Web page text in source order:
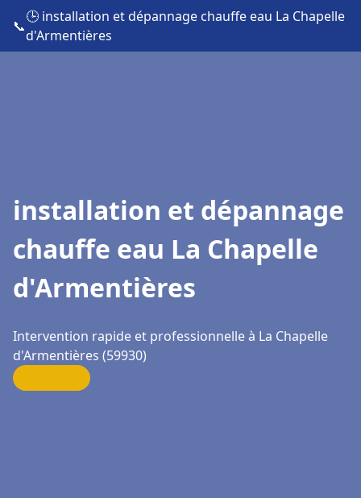
📞
🕒 installation et dépannage chauffe eau La Chapelle
d'Armentières
installation et dépannage
chauffe eau La Chapelle
d'Armentières
Intervention rapide et professionnelle à La Chapelle
d'Armentières (59930)